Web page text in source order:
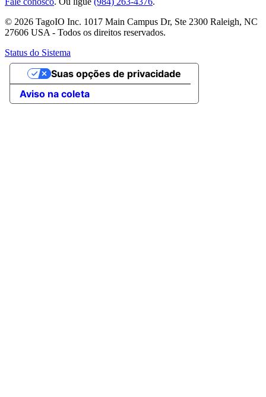
© 2026 TagoIO Inc. 1017 Main Campus Dr, Ste 2300 Raleigh, NC
27606 USA - Todos os direitos reservados.
Status do Sistema
Aviso na coleta
Suas opções de privacidade